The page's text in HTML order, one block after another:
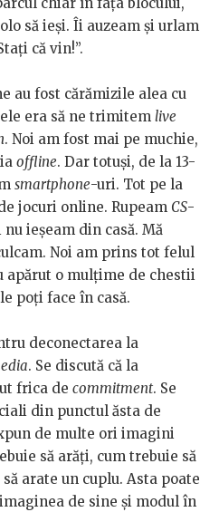
chiar în fața blocului,
să ieși. Îi auzeam și urlam
că vin!”.
au fost cărămizile alea cu
era să ne trimitem live
. Noi am fost mai pe muchie,
offline. Dar totuși, de la 13-
smartphone-uri. Tot pe la
jocuri online. Rupeam CS-
nu ieșeam din casă. Mă
Noi am prins tot felul
o mulțime de chestii
poți face în casă.
deconectarea la
. Se discută că la
frica de commitment. Se
din punctul ăsta de
de multe ori imagini
să arăți, cum trebuie să
arate un cuplu. Asta poate
de sine și modul în